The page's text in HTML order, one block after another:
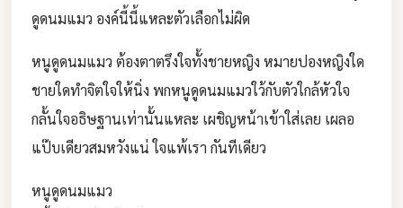
ดูดนมแมว องค์นี้นี้แหละตัวเลือกไม่ผิด
หนูดูดนมแมว ต้องตาตรึงใจทั้งชายหญิง หมายปองหญิงใด
ชายใดทำจิตใจให้นิ่ง พกหนูดูดนมแมวใว้กับตัวใกล้หัวใจ
กลั้นใจอธิษฐานเท่านั้นแหละ เผชิญหน้าเข้าใส่เลย เผลอ
แป๊บเดียวสมหวังแน่ ใจแพ้เรา กันทีเดียว
หนูดูดนมแมว